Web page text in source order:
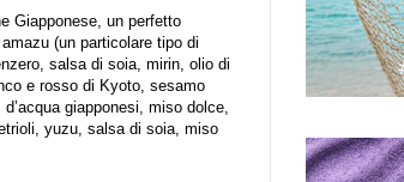
Giapponese, un perfetto
(un particolare tipo di
salsa di soia, mirin, olio di
e rosso di Kyoto, sesamo
giapponesi, miso dolce,
yuzu, salsa di soia, miso